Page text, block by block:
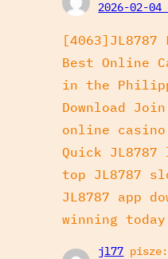
2026-02-
Best Online
in the
Download
online
Quick
top JL8787
JL8787 app
winning
jl77 pisze: